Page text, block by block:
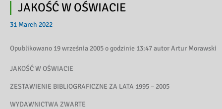
JAKOŚĆ W OŚWIACIE
31 March 2022
Opublikowano 19 września 2005 o godzinie 13:47 autor Artur Morawski
JAKOŚĆ W OŚWIACIE
ZESTAWIENIE BIBLIOGRAFICZNE ZA LATA 1995 – 2005
WYDAWNICTWA ZWARTE